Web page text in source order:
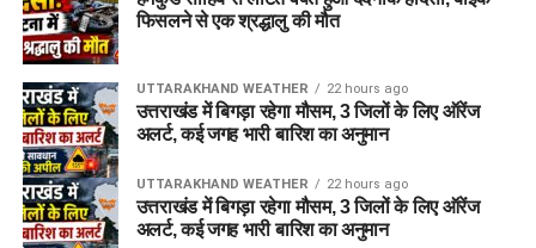
फिसलने से एक श्रद्धालु की मौत
UTTARAKHAND WEATHER 22 hours ago
उत्तराखंड में बिगड़ा रहेगा मौसम, 3 जिलों के लिए ऑरेंज
अलर्ट, कई जगह भारी बारिश का अनुमान
UTTARAKHAND WEATHER 22 hours ago
उत्तराखंड में बिगड़ा रहेगा मौसम, 3 जिलों के लिए ऑरेंज
अलर्ट, कई जगह भारी बारिश का अनुमान